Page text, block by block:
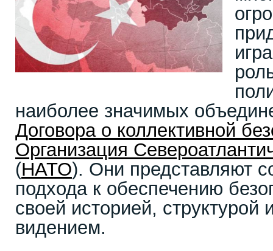
наиболее значимых
Договора о коллективной
Организация
(НАТО). Они представляют
подхода к обеспечению
своей историей, структурой
видением.